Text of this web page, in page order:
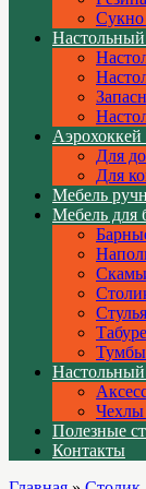
Сукно
Аэрохоккей
Для
Для
Мебель
Мебель для
Стулья
Тумбы
Чехлы
Полезные
Контакты